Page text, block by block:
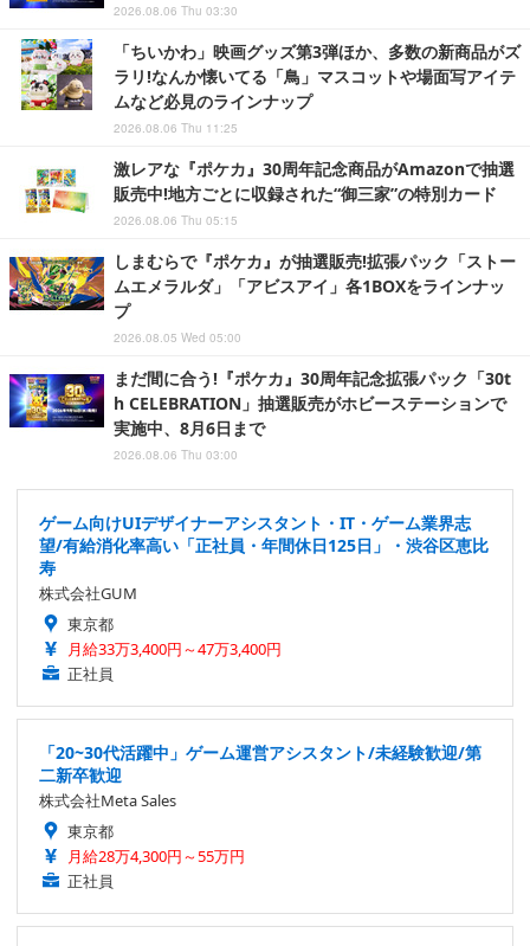
2026.08.06 Thu 03:30
「ちいかわ」映画グッズ第3弾ほか、多数の新商品がズ
ラリ!なんか懐いてる「鳥」マスコットや場面写アイテ
ムなど必見のラインナップ
2026.08.06 Thu 11:25
激レアな『ポケカ』30周年記念商品がAmazonで抽選
販売中!地方ごとに収録された“御三家”の特別カード
2026.08.06 Thu 05:15
しまむらで『ポケカ』が抽選販売!拡張パック「ストー
ムエメラルダ」「アビスアイ」各1BOXをラインナッ
プ
2026.08.05 Wed 05:00
まだ間に合う!『ポケカ』30周年記念拡張パック「30t
h CELEBRATION」抽選販売がホビーステーションで
実施中、8月6日まで
2026.08.06 Thu 03:00
ゲーム向けUIデザイナーアシスタント・IT・ゲーム業界志
望/有給消化率高い「正社員・年間休日125日」・渋谷区恵比
寿
株式会社GUM
東京都
月給33万3,400円～47万3,400円
正社員
「20~30代活躍中」ゲーム運営アシスタント/未経験歓迎/第
二新卒歓迎
株式会社Meta Sales
東京都
月給28万4,300円～55万円
正社員